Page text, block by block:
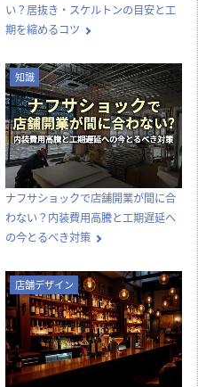
い？居抜き・スケルトンの目安と工
期を縮めるコツ
知識
ナフサショックで店舗開業が間に合
わない？内装費用高騰と工期遅延へ
の今とるべき対策
店舗デザイン